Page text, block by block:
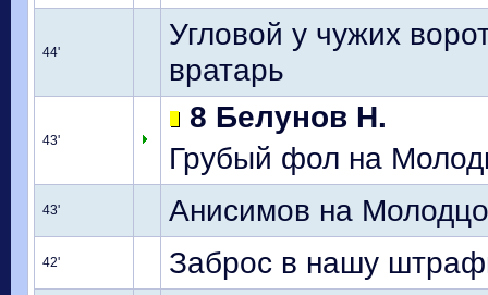
44'
Угловой у чужих
вратарь
43'
8 Белунов Н.
Грубый фол на
43' Анисимов на
42' Заброс в нашу